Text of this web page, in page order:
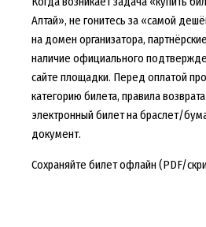
Алтай», не гонитесь за «самой
на домен организатора,
наличие официального
сайте площадки. Перед оплатой
категорию билета, правила
электронный билет на браслет/
документ.
Сохраняйте билет офлайн (PDF/